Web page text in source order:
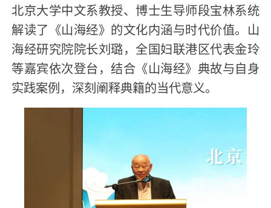
北京大学中文系教授、博士生导师段宝林系统
解读了《山海经》的文化内涵与时代价值。山
海经研究院院长刘璐，全国妇联港区代表金玲
等嘉宾依次登台，结合《山海经》典故与自身
实践案例，深刻阐释典籍的当代意义。